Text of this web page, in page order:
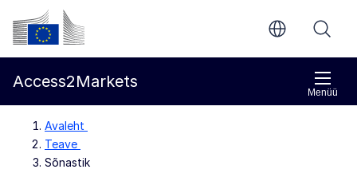
Põhisisu juurde
Euroopa Komisjon
Menüü
Access2Markets
Avaleht
Teave
Sõnastik